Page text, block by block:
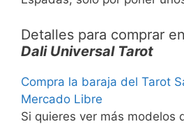
Detalles para comprar
Dali Universal Tarot
Compra la baraja del Tarot
Mercado Libre
Si quieres ver más modelos